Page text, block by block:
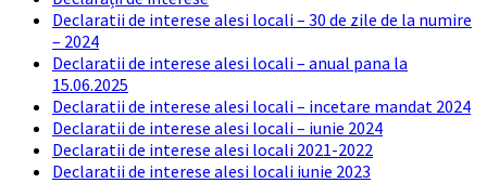
Declaratii de interese alesi locali – 30 de zile de la numire
– 2024
Declaratii de interese alesi locali – anual pana la
15.06.2025
Declaratii de interese alesi locali – incetare mandat 2024
Declaratii de interese alesi locali – iunie 2024
Declaratii de interese alesi locali 2021-2022
Declaratii de interese alesi locali iunie 2023